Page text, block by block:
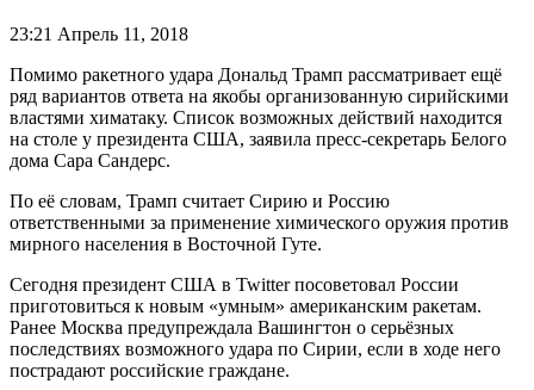
23:21 Апрель 11, 2018
Помимо ракетного удара Дональд Трамп рассматривает ещё
ряд вариантов ответа на якобы организованную сирийскими
властями химатаку. Список возможных действий находится
на столе у президента США, заявила пресс-секретарь Белого
дома Сара Сандерс.
По её словам, Трамп считает Сирию и Россию
ответственными за применение химического оружия против
мирного населения в Восточной Гуте.
Сегодня президент США в Twitter посоветовал России
приготовиться к новым «умным» американским ракетам.
Ранее Москва предупреждала Вашингтон о серьёзных
последствиях возможного удара по Сирии, если в ходе него
пострадают российские граждане.